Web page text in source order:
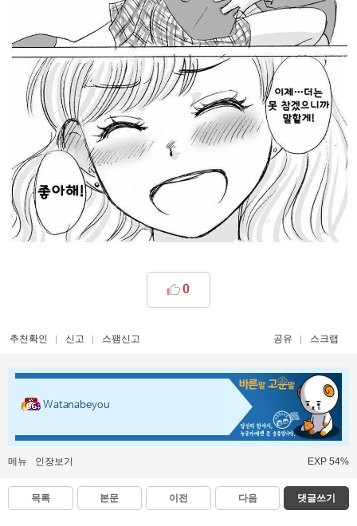
0
추천확인 신고 스팸신고 공유 스크랩
Watanabeyou
메뉴 인장보기 EXP 54%
목록 본문 이전 다음 댓글쓰기